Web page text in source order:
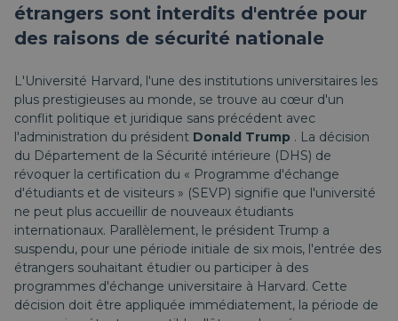
étrangers sont interdits d'entrée pour
des raisons de sécurité nationale
L'Université Harvard, l'une des institutions universitaires les
plus prestigieuses au monde, se trouve au cœur d'un
conflit politique et juridique sans précédent avec
l'administration du président Donald Trump . La décision
du Département de la Sécurité intérieure (DHS) de
révoquer la certification du « Programme d'échange
d'étudiants et de visiteurs » (SEVP) signifie que l'université
ne peut plus accueillir de nouveaux étudiants
internationaux. Parallèlement, le président Trump a
suspendu, pour une période initiale de six mois, l'entrée des
étrangers souhaitant étudier ou participer à des
programmes d'échange universitaire à Harvard. Cette
décision doit être appliquée immédiatement, la période de